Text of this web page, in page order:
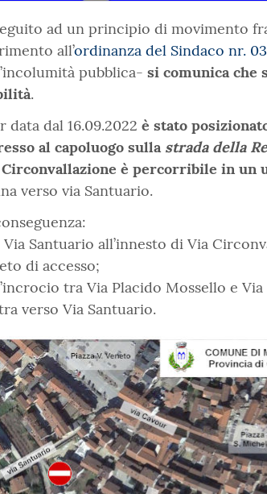
ad un principio di movimento
all’ordinanza del Sindaco nr.
pubblica- si comunica che
.
data dal 16.09.2022 è stato
al capoluogo sulla strada della
è percorribile in un
verso via Santuario.
Via Santuario all’innesto di Via
di accesso;
tra Via Placido Mossello e
verso Via Santuario.